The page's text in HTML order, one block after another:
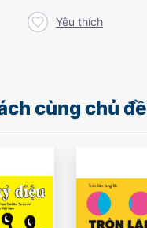
Yêu thích
cùng chủ đề